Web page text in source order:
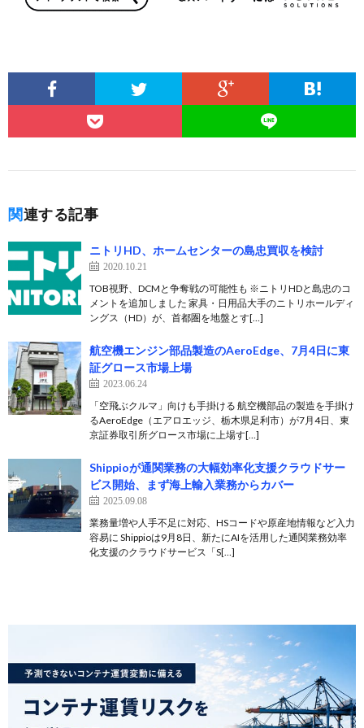
関連する記事
ニトリHD、ホームセンターの島忠買収を検討
2020.10.21
TOB視野、DCMと争奪戦の可能性も ※ニトリHDと島忠のコ
メントを追加しました 家具・日用品大手のニトリホールディ
ングス（HD）が、首都圏を地盤とす[…]
航空機エンジン部品製造のAeroEdge、7月4日に東
証グロース市場上場
2023.06.24
「空飛ぶクルマ」向けも手掛ける 航空機部品の製造を手掛け
るAeroEdge（エアロエッジ、栃木県足利市）が7月4日、東
京証券取引所グロース市場に上場す[…]
Shippioが通関業務の大幅効率化支援クラウドサー
ビス開始、まず海上輸入業務からカバー
2025.09.08
業務量増や人手不足に対応、HSコードや原産地情報など入力
容易に Shippioは9月8日、新たにAIを活用した通関業務効率
化支援のクラウドサービス「S[…]